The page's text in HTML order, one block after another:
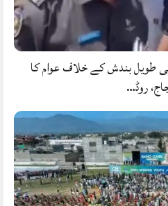
طویل بندش کے خلاف عوام کا
روڈ…